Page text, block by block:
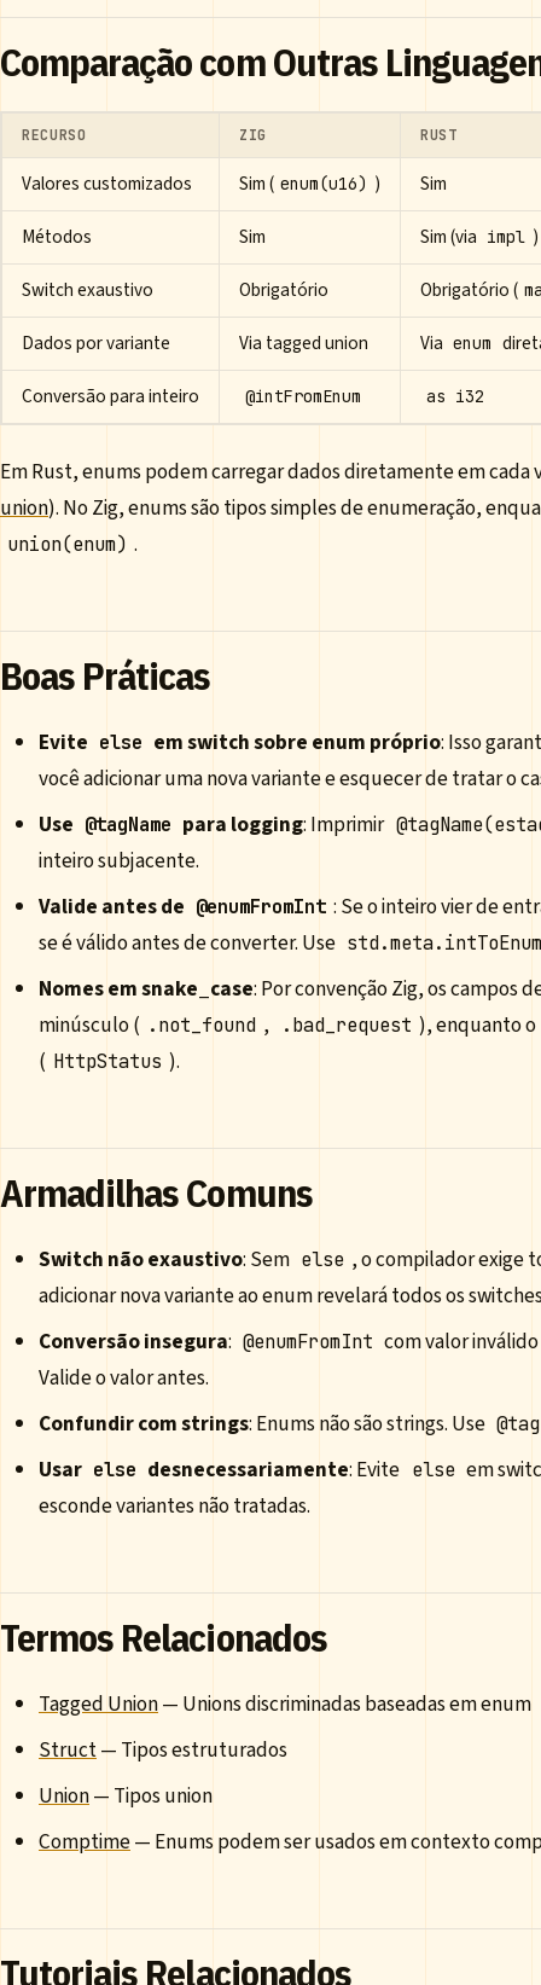
Comparação com Outras
RECURSO ZIG RUST
Valores customizados Sim ( enum(u16) )
Sim
Métodos
Sim Sim (via impl )
Switch exaustivo
Obrigatório Obrigatório (
Dados por variante Via tagged union Via enum
Conversão para inteiro
@intFromEnum as i32
Em Rust, enums podem carregar dados diretamente em
union). No Zig, enums são tipos simples de enumeração,
union(enum) .
Boas Práticas
Evite else em switch sobre enum próprio: Isso
você adicionar uma nova variante e esquecer de tratar o
Use @tagName para logging: Imprimir
inteiro subjacente.
Valide antes de @enumFromInt : Se o inteiro vier de
se é válido antes de converter. Use
Nomes em snake_case: Por convenção Zig, os campos
minúsculo ( .not_found , .bad_request ), enquanto o
( HttpStatus ).
Armadilhas Comuns
Switch não exaustivo: Sem else , o compilador exige
adicionar nova variante ao enum revelará todos os
Conversão insegura: @enumFromInt com valor
Valide o valor antes.
Confundir com strings: Enums não são strings. Use
Usar else desnecessariamente: Evite else em
esconde variantes não tratadas.
Termos Relacionados
Tagged Union— Unions discriminadas baseadas em enum
Struct— Tipos estruturados
Union— Tipos union
Comptime— Enums podem ser usados em contexto
Tutoriais Relacionados